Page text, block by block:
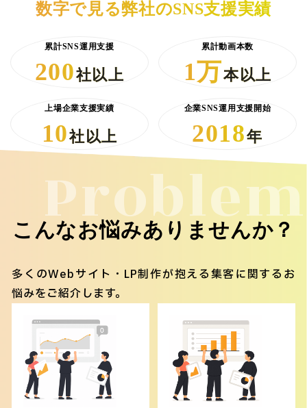
数字で見る弊社のSNS支援実績
累計SNS運用支援
200社以上
累計動画本数
1万本以上
上場企業支援実績
10社以上
企業SNS運用支援開始
2018年
Problem
こんなお悩みありませんか？
多くのWebサイト・LP制作が抱える集客に関するお
悩みをご紹介します。